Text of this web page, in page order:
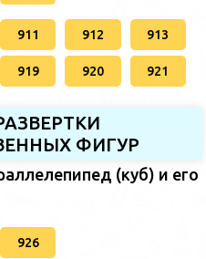
911 912 913
919 920 921
ФИГУР
(куб) и его
926